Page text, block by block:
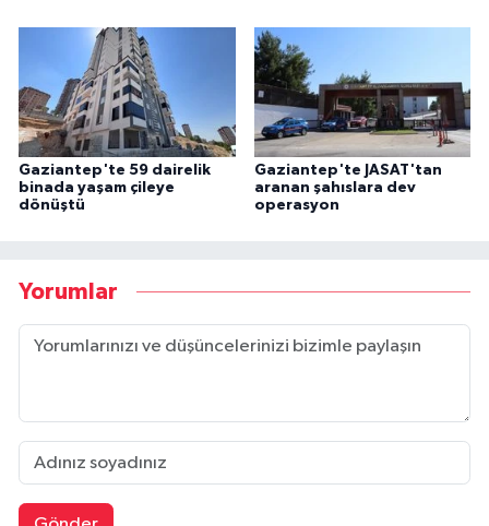
Gaziantep'te 59 dairelik
binada yaşam çileye
dönüştü
Gaziantep'te JASAT'tan
aranan şahıslara dev
operasyon
Yorumlar